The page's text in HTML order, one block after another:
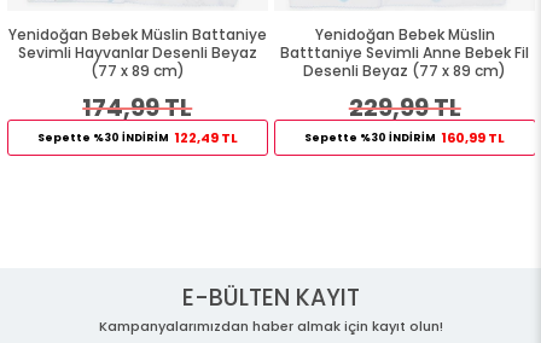
Yenidoğan Bebek Müslin Battaniye
Sevimli Hayvanlar Desenli Beyaz
(77 x 89 cm)
174,99 TL
Sepette %30 İNDİRİM 122,49 TL
Yenidoğan Bebek Müslin
Batttaniye Sevimli Anne Bebek Fil
Desenli Beyaz (77 x 89 cm)
229,99 TL
Sepette %30 İNDİRİM 160,99 TL
E-BÜLTEN KAYIT
Kampanyalarımızdan haber almak için kayıt olun!